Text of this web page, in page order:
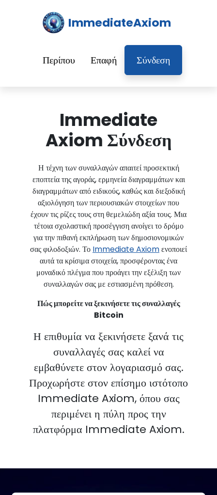
ImmediateAxiom
Περίπου Επαφή Σύνδεση
Immediate
Axiom Σύνδεση
Η τέχνη των συναλλαγών απαιτεί προσεκτική
εποπτεία της αγοράς, ερμηνεία διαγραμμάτων και
διαγραμμάτων από ειδικούς, καθώς και διεξοδική
αξιολόγηση των περιουσιακών στοιχείων που
έχουν τις ρίζες τους στη θεμελιώδη αξία τους. Μια
τέτοια σχολαστική προσέγγιση ανοίγει το δρόμο
για την πιθανή εκπλήρωση των δημοσιονομικών
σας φιλοδοξιών. Το Immediate Axiomενοποιεί
αυτά τα κρίσιμα στοιχεία, προσφέροντας ένα
μοναδικό πλέγμα που προάγει την εξέλιξη των
συναλλαγών σας με εστιασμένη πρόθεση.
Πώς μπορείτε να ξεκινήσετε τις συναλλαγές
Bitcoin
Η επιθυμία να ξεκινήσετε ξανά τις
συναλλαγές σας καλεί να
εμβαθύνετε στον λογαριασμό σας.
Προχωρήστε στον επίσημο ιστότοπο
Immediate Axiom, όπου σας
περιμένει η πύλη προς την
πλατφόρμα Immediate Axiom.